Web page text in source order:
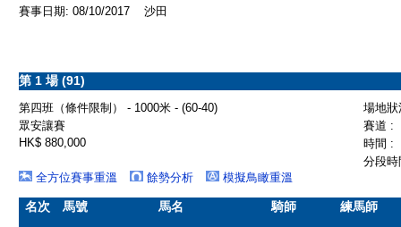
賽事日期: 08/10/2017 沙田
第 1 場 (91)
第四班（條件限制） - 1000米 - (60-40)
場地
眾安讓賽
賽道 :
HK$ 880,000
時間 :
分段
全方位賽事重溫
餘勢分析 模擬鳥瞰重溫
名次 馬號 馬名 騎師 練馬師